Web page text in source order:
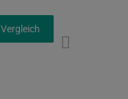
Vergleich